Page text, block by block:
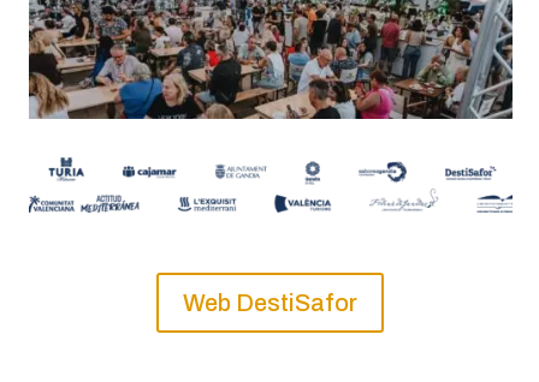
Web DestiSafor